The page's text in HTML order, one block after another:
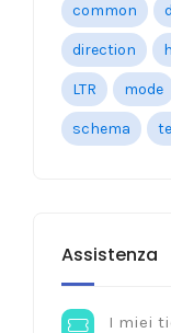
common
direction
LTR mode
schema
Assistenza
I miei